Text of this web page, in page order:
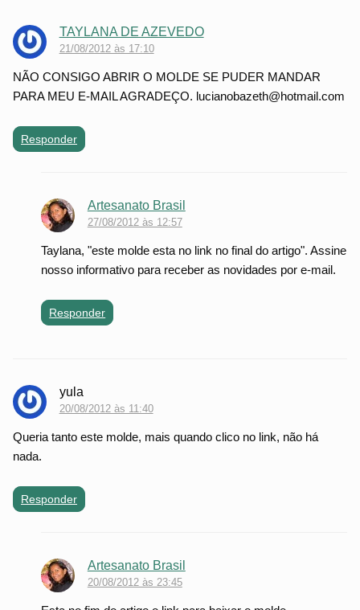
TAYLANA DE AZEVEDO
21/08/2012 às 17:10
NÃO CONSIGO ABRIR O MOLDE SE PUDER MANDAR
PARA MEU E-MAIL AGRADEÇO. lucianobazeth@hotmail.com
Responder
Artesanato Brasil
27/08/2012 às 12:57
Taylana, "este molde esta no link no final do artigo". Assine
nosso informativo para receber as novidades por e-mail.
Responder
yula
20/08/2012 às 11:40
Queria tanto este molde, mais quando clico no link, não há
nada.
Responder
Artesanato Brasil
20/08/2012 às 23:45